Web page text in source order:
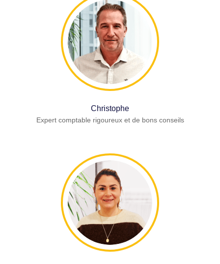
Christophe
Expert comptable rigoureux et de bons conseils